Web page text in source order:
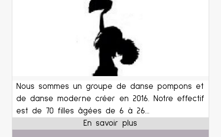
Nous sommes un groupe de danse pompons et
de danse moderne créer en 2016. Notre effectif
est de 70 filles âgées de 6 à 26...